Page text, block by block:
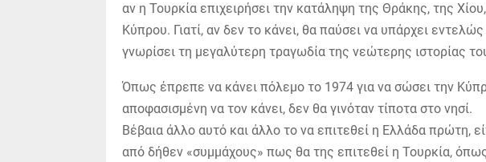
αν η Τουρκία επιχειρήσει την κατάληψη της Θράκης, της
Κύπρου. Γιατί, αν δεν το κάνει, θα παύσει να υπάρχει
γνωρίσει τη μεγαλύτερη τραγωδία της νεώτερης ιστορίας
Όπως έπρεπε να κάνει πόλεμο το 1974 για να σώσει την
αποφασισμένη να τον κάνει, δεν θα γινόταν τίποτα στο νησί.
Βέβαια άλλο αυτό και άλλο το να επιτεθεί η Ελλάδα πρώτη,
από δήθεν «συμμάχους» πως θα της επιτεθεί η Τουρκία,